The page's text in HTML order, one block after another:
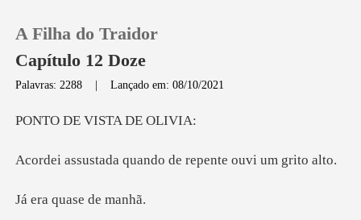
Loja
Histórico
A Filha do Traidor
Capítulo 12 Doze
Palavras: 2288 |Lançado em: 08/10/2021
VISTA D
quando de repente
quase d